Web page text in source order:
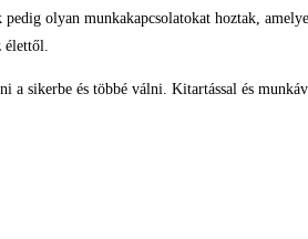
olyan munkakapcsolatokat hoztak,
sikerbe és többé válni. Kitartással és